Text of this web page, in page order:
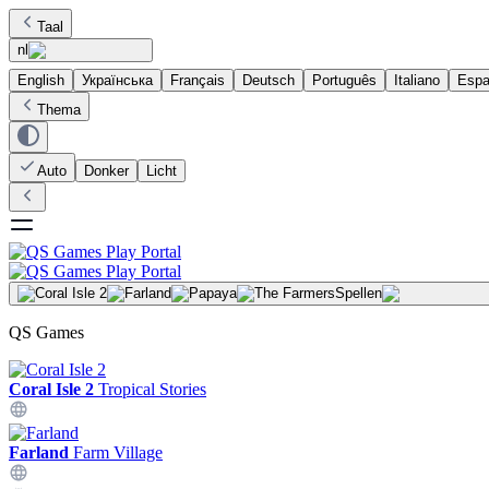
Taal
nl
English
Українська Français Deutsch Português Italiano
Thema
Auto Donker Licht
Spellen
QS Games
Coral Isle 2 Tropical Stories
Farland Farm Village